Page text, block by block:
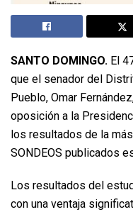
SANTO DOMINGO. El
que el senador del
Pueblo, Omar
oposición a la
los resultados de la
SONDEOS publicados
Los resultados del
con una ventaja